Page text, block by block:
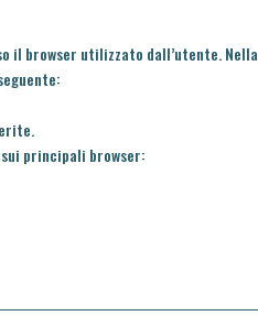
il browser utilizzato dall’utente. Nella
principali browser: